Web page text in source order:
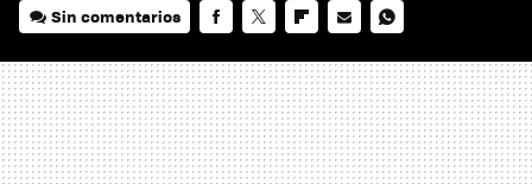
Sin comentarios
MAIL